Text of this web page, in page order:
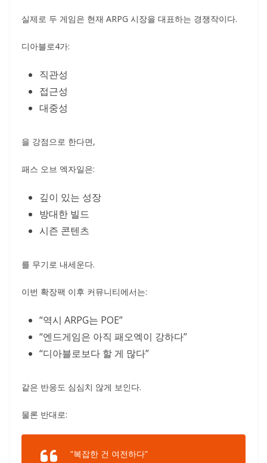
실제로 두 게임은 현재 ARPG 시장을 대표하는 경쟁작이다.
디아블로4가:
직관성
접근성
대중성
을 강점으로 한다면,
패스 오브 엑자일은:
깊이 있는 성장
방대한 빌드
시즌 콘텐츠
를 무기로 내세운다.
이번 확장팩 이후 커뮤니티에서는:
“역시 ARPG는 POE”
“엔드게임은 아직 패오엑이 강하다”
“디아블로보다 할 게 많다”
같은 반응도 심심치 않게 보인다.
물론 반대로:
“복잡한 건 여전하다”